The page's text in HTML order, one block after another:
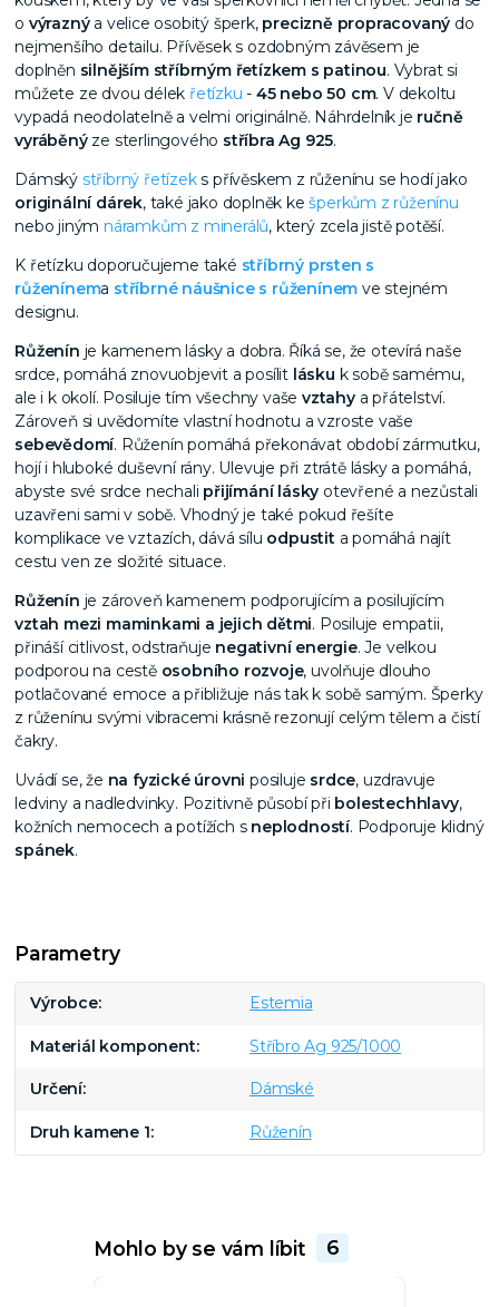
o výraznýa velice osobitý šperk, precizně propracovaný do
nejmenšího detailu. Přívěsek s ozdobným závěsem je
doplněn silnějším stříbrným řetízkem s patinou. Vybrat si
můžete ze dvou délek řetízku - 45 nebo 50 cm. V dekoltu
vypadá neodolatelně a velmi originálně. Náhrdelník je ručně
vyráběnýze sterlingového stříbra Ag 925.
Dámský stříbrný řetízeks přívěskem z růženínu se hodí jako
originální dárek, také jako doplněk kešperkům z růženínu
nebo jiným náramkům z minerálů, který zcela jistě potěší.
K řetízku doporučujeme také stříbrný prsten s
růženínema stříbrné náušnice s růženínem ve stejném
designu.
Růženín je kamenem lásky a dobra. Říká se, že otevírá naše
srdce, pomáhá znovuobjevit a posílit lásku k sobě samému,
ale i k okolí. Posiluje tím všechny vaše vztahya přátelství.
Zároveň si uvědomíte vlastní hodnotu a vzroste vaše
sebevědomí. Růženín pomáhá překonávat období zármutku,
hojí i hluboké duševní rány. Ulevuje při ztrátě lásky a pomáhá,
abyste své srdce nechali přijímání lásky otevřené a nezůstali
uzavřeni sami v sobě. Vhodný je také pokud řešíte
komplikace ve vztazích, dává sílu odpustita pomáhá najít
cestu ven ze složité situace.
Růženín je zároveň kamenem podporujícím a posilujícím
vztah mezi maminkami a jejich dětmi. Posiluje empatii,
přináší citlivost, odstraňuje negativní energie. Je velkou
podporou na cestě osobního rozvoje, uvolňuje dlouho
potlačované emoce a přibližuje nás tak k sobě samým. Šperky
z růženínu svými vibracemi krásně rezonují celým tělem a čistí
čakry.
Uvádí se, že na fyzické úrovni posiluje srdce, uzdravuje
ledviny a nadledvinky. Pozitivně působí při bolestechhlavy,
kožních nemocech a potížích s neplodností. Podporuje klidný
spánek.
Parametry
Výrobce Estemia
Materiál komponent Stříbro Ag 925/1000
Určení Dámské
Druh kamene 1 Růženín
Mohlo by se vám líbit 6